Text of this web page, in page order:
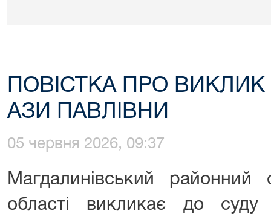
ПОВІСТКА ПРО
АЗИ ПАВЛІВНИ
05 червня 2026, 09:37
Магдалинівський районний
області викликає до суду